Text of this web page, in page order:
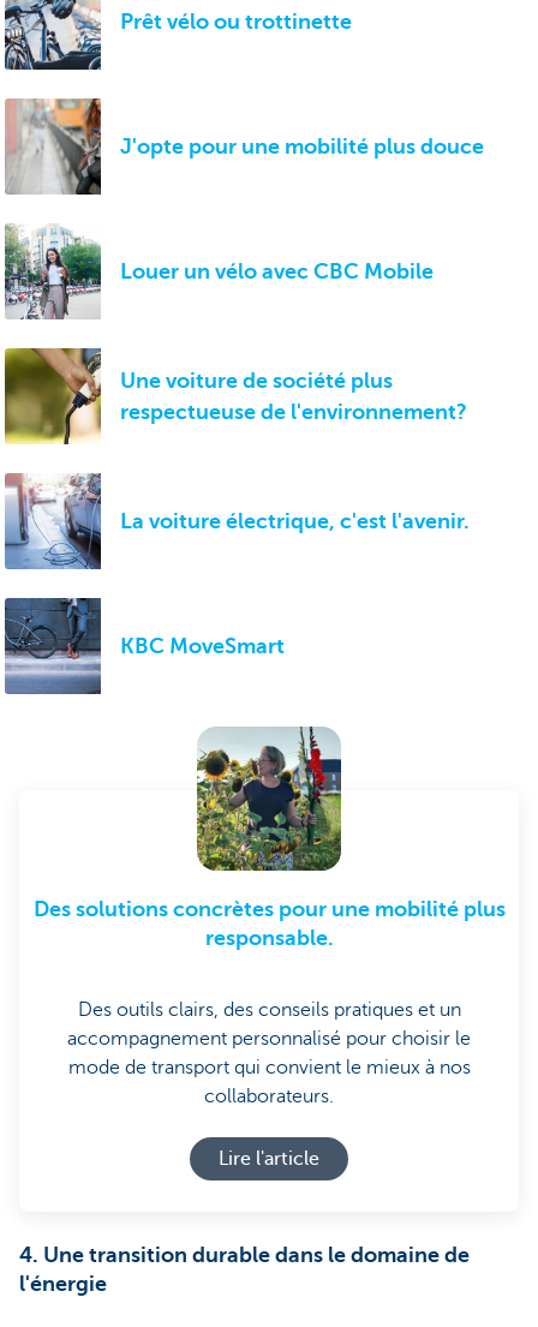
Prêt vélo ou trottinette
J'opte pour une mobilité plus douce
Louer un vélo avec CBC Mobile
Une voiture de société plus
respectueuse de l'environnement?
La voiture électrique, c'est l'avenir.
KBC MoveSmart
Des solutions concrètes pour une mobilité plus
responsable.
Des outils clairs, des conseils pratiques et un
accompagnement personnalisé pour choisir le
mode de transport qui convient le mieux à nos
collaborateurs.
Lire l'article
4. Une transition durable dans le domaine de
l'énergie